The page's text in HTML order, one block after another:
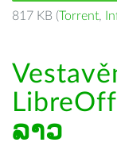
817 KB (Torrent,
ລາວ